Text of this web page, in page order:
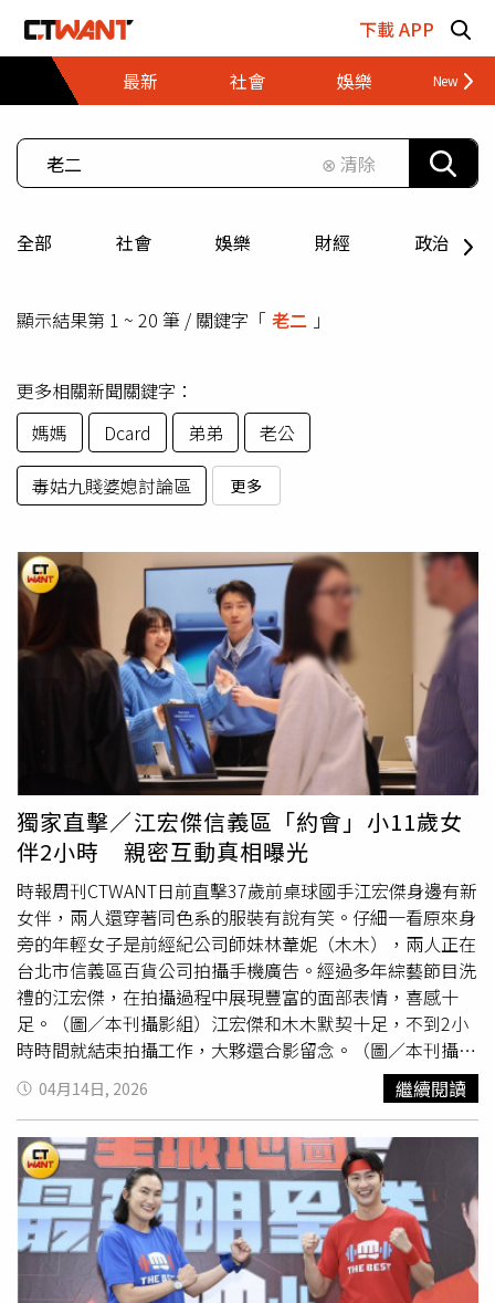
下載 APP
最新
社會 娛樂 財經
⊗ 清除
全部 社會 娛樂 財經 政治
顯示結果第 1 ~ 20 筆 / 關鍵字「 老二 」
更多相關新聞關鍵字：
媽媽
Dcard 弟弟
老公
毒姑九賤婆媳討論區
更多
獨家直擊／江宏傑信義區「約會」小11歲女
伴2小時 親密互動真相曝光
時報周刊CTWANT日前直擊37歲前桌球國手江宏傑身邊有新
女伴，兩人還穿著同色系的服裝有說有笑。仔細一看原來身
旁的年輕女子是前經紀公司師妹林葦妮（木木），兩人正在
台北市信義區百貨公司拍攝手機廣告。經過多年綜藝節目洗
禮的江宏傑，在拍攝過程中展現豐富的面部表情，喜感十
足。（圖／本刊攝影組）江宏傑和木木默契十足，不到2小
時時間就結束拍攝工作，大夥還合影留念。（圖／本刊攝影
組）江宏傑和26歲木木兩人過去是同經紀公司師兄妹，合作
經驗豐富，也曾一起主持社群直播節目。再度合作拍攝也展
現十足契默。從對稿到正式拍攝幾乎一氣呵成，相當專業。
面對導演的動作要求，已經經過多年綜藝節目洗禮的江宏傑
可說是信手拈來，不僅面部表情豐富、喜感十足，整個拍攝
表現地輕鬆自在、毫不費力。相關的拍攝工作，不到5點便
完成，眾人最後合影留念。隨後，江宏傑由助理陪同，又到
附近的運動品牌專櫃採購褲子及球鞋。江宏傑（左）事後還
在社群上分享當天與木木合拍的照片。（圖／翻攝自江宏傑
04月14日, 2026 繼續閱讀